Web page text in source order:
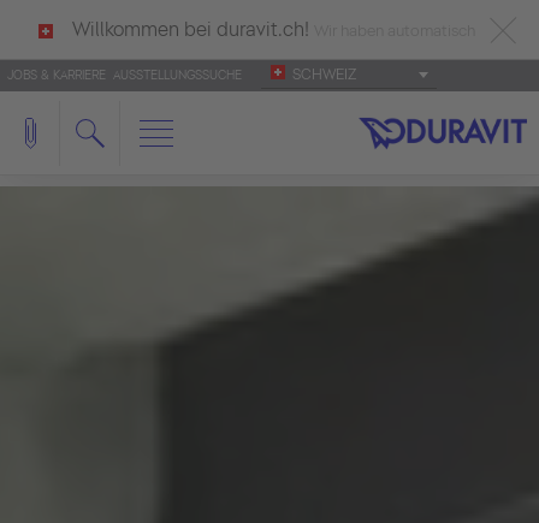
Willkommen bei duravit.ch!
deutsch als Ihre Sprache erkannt.
Français Italiano
JOBS & KARRIERE AUSSTELLUNGSSUCHE SCHWEIZ